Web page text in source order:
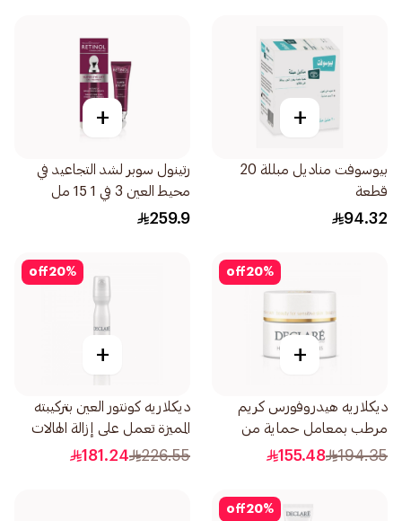
+
بيوسوفت مناديل مبللة 20
قطعة
94.32
+
رتينول سوبر لشد التجاعيد في
محيط العين 3 في 1 15 مل
259.9
20%
off
+
ديكلاريه هيدروفورس كريم
مرطب بمعامل حماية من
الشمس 50مل
194.35
155.48
20%
off
+
ديكلاريه كونتور العين بتركيبته
المميزة تعمل على إزالة الهالات
السوداء 15مل
226.55
181.24
20%
off